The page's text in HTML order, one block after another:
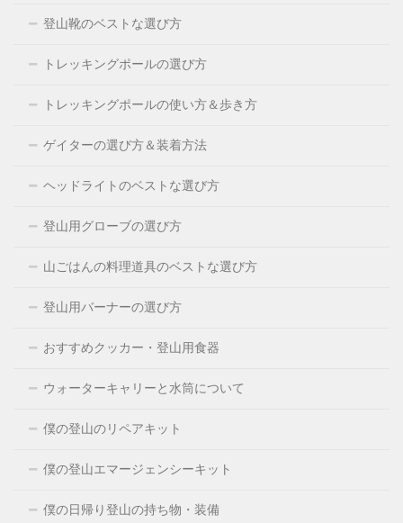
登山靴のベストな選び方
トレッキングポールの選び方
トレッキングポールの使い方＆歩き方
ゲイターの選び方＆装着方法
ヘッドライトのベストな選び方
登山用グローブの選び方
山ごはんの料理道具のベストな選び方
登山用バーナーの選び方
おすすめクッカー・登山用食器
ウォーターキャリーと水筒について
僕の登山のリペアキット
僕の登山エマージェンシーキット
僕の日帰り登山の持ち物・装備